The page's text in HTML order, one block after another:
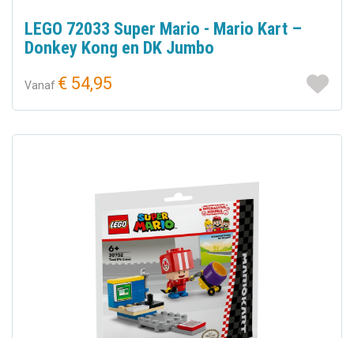
LEGO 72033 Super Mario - Mario Kart –
Donkey Kong en DK Jumbo
Vanaf € 54,95